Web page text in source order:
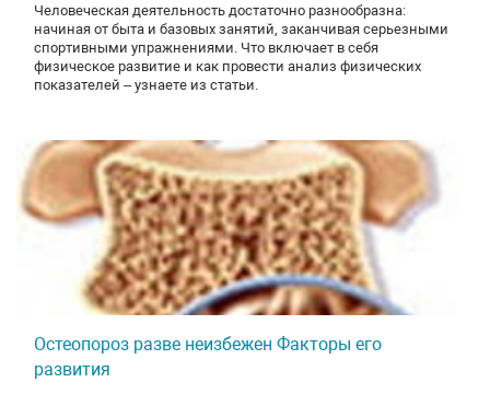
Человеческая деятельность достаточно разнообразна:
начиная от быта и базовых занятий, заканчивая серьезными
спортивными упражнениями. Что включает в себя
физическое развитие и как провести анализ физических
показателей – узнаете из статьи.
Остеопороз разве неизбежен Факторы его
развития